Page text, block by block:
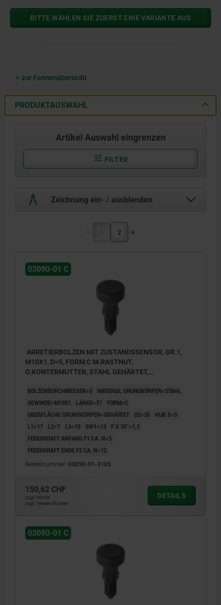
BITTE WÄHLEN SIE ZUERST EINE VARIANTE AUS
zur Formenübersicht
PRODUKTAUSWAHL
Artikel Auswahl eingrenzen
FILTER
Zeichnung ein- / ausblenden
1 2
03090-01 C
ARRETIERBOLZEN MIT ZUSTANDSSENSOR, GR.1,
M10X1, D=5, FORM:C M.RASTNUT,
O.KONTERMUTTER, STAHL GEHÄRTET,
UN3091 GEFAHRGUTKLASSE 9
BOLZENDURCHMESSER=5
MATERIAL GRUNDKÖRPER=STAHL
GEWINDE=M10X1
LÄNGE=57
FORM=C
OBERFLÄCHE GRUNDKÖRPER=GEHÄRTET
D2=35
HUB S=5
L1=17
L2=7 L3=15 SW1=13
F X 30°=1,3
FEDERKRAFT ANFANG F1 CA. N=5
FEDERKRAFT ENDE F2 CA. N=12
Bestellnummer: 03090-01-3105
150,62 CHF
zzgl. MwSt.
zzgl. Versandkosten
DETAILS
03090-01 C